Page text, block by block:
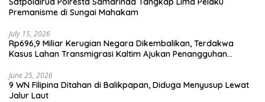
Premanisme di Sungai Mahakam
July 15, 2026
Rp696,9 Miliar Kerugian Negara Dikembalikan, Terdakwa
Kasus Lahan Transmigrasi Kaltim Ajukan Penangguhan
June 25, 2026
9 WN Filipina Ditahan di Balikpapan, Diduga Menyusup Lewat
Jalur Laut